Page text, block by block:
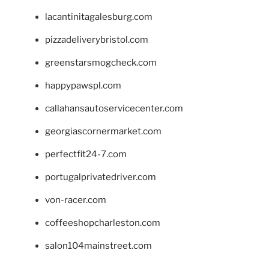
lacantinitagalesburg.com
pizzadeliverybristol.com
greenstarsmogcheck.com
happypawspl.com
callahansautoservicecenter.com
georgiascornermarket.com
perfectfit24-7.com
portugalprivatedriver.com
von-racer.com
coffeeshopcharleston.com
salon104mainstreet.com